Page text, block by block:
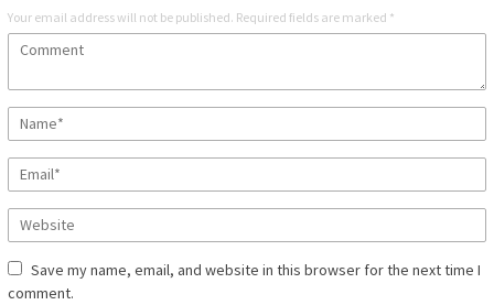
Your email address will not be published. Required fields are marked *
Save my name, email, and website in this browser for the next time I
comment.